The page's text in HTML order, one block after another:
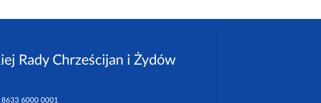
Rady Chrześcijan i Żydów
6000 0001